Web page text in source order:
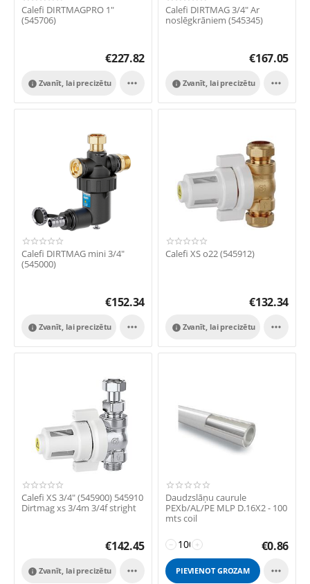
Calefi DIRTMAGPRO 1"
(545706)
€227.82
Zvanīt, lai precizētu
 
Calefi DIRTMAG 3/4" Ar
noslēgkrāniem (545345)
€167.05
Zvanīt, lai precizētu
 
Calefi DIRTMAG mini 3/4"
(545000)
€152.34
Zvanīt, lai precizētu
 
Calefi XS o22 (545912)
€132.34
Zvanīt, lai precizētu
 
Calefi XS 3/4" (545900) 545910
Dirtmag xs 3/4m 3/4f stright
€142.45
Zvanīt, lai precizētu
 
Daudzslāņu caurule
PEXb/AL/PE MLP D.16X2 - 100
mts coil
+
− €0.86
PIEVIENOT GROZAM 